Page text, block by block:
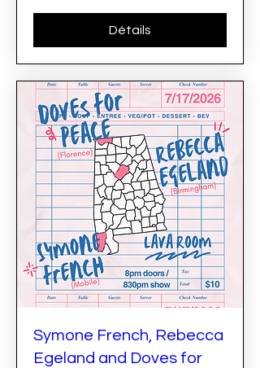
Détails
Symone French, Rebecca
Egeland and Doves for